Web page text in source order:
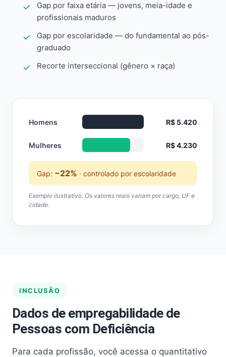
Gap por faixa etária — jovens, meia-idade e
profissionais maduros
Gap por escolaridade — do fundamental ao pós-
graduado
Recorte interseccional (gênero × raça)
Homens R$ 5.420
Mulheres R$ 4.230
Gap: −22% · controlado por escolaridade
Exemplo ilustrativo. Os valores reais variam por cargo, UF e
cidade.
INCLUSÃO
Dados de empregabilidade de
Pessoas com Deficiência
Para cada profissão, você acessa o quantitativo